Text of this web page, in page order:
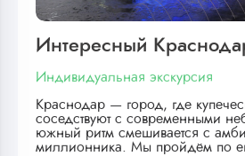
Интересный
Индивидуальная экскурсия
Краснодар — город, где
соседствуют с современными
южный ритм смешивается с
миллионника. Мы пройдём по